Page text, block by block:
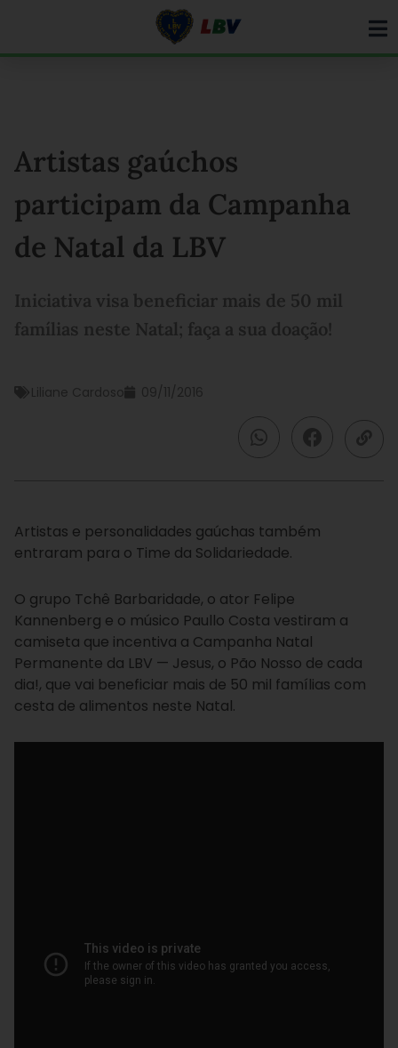
Artistas gaúchos
participam da Campanha
de Natal da LBV
Iniciativa visa beneficiar mais de 50 mil
famílias neste Natal; faça a sua doação!
Liliane Cardoso 09/11/2016
Artistas e personalidades gaúchas também
entraram para o Time da Solidariedade.
O grupo Tchê Barbaridade, o ator Felipe
Kannenberg e o músico Paullo Costa vestiram a
camiseta que incentiva a Campanha Natal
Permanente da LBV — Jesus, o Pão Nosso de cada
dia!, que vai beneficiar mais de 50 mil famílias com
cesta de alimentos neste Natal.